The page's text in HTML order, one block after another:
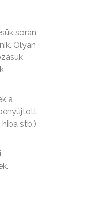
során
Olyan
a
stb.)